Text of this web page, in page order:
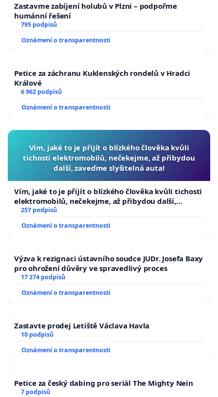
Zastavme zabíjení holubů v Plzni – podpořme
humánní řešení
795 podpisů
Oznámení o transparentnosti
Petice za záchranu Kuklenských rondelů v Hradci
Králové
6 962 podpisů
Oznámení o transparentnosti
Vím, jaké to je přijít o blízkého člověka kvůli
tichosti elektromobilů, nečekejme, až přibydou
další, zaveďme slyšitelná auta!
Vím, jaké to je přijít o blízkého člověka kvůli tichosti
elektromobilů, nečekejme, až přibydou další,
zaveďme slyšitelná auta!
257 podpisů
Oznámení o transparentnosti
Výzva k rezignaci ústavního soudce JUDr. Josefa Baxy
pro ohrožení důvěry ve spravedlivý proces
17 274 podpisů
Oznámení o transparentnosti
Zastavte prodej Letiště Václava Havla
10 podpisů
Oznámení o transparentnosti
Petice za český dabing pro seriál The Mighty Nein
7 podpisů